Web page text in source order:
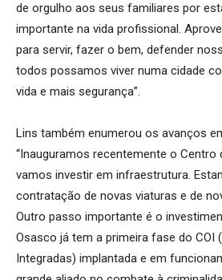
de orgulho aos seus familiares por
importante na vida profissional.
para servir, fazer o bem, defender
todos possamos viver numa cidade
vida e mais segurança”.
Lins também enumerou os avanços
“Inauguramos recentemente o Centro
vamos investir em infraestrutura.
contratação de novas viaturas e de
Outro passo importante é o
Osasco já tem a primeira fase do COI
Integradas) implantada e em